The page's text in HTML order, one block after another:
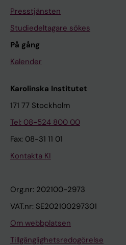
Presstjänsten
Studiedeltagare sökes
På gång
Kalender
Karolinska Institutet
171 77 Stockholm
Tel: 08-524 800 00
Fax: 08-31 11 01
Kontakta KI
Org.nr: 202100-2973
VAT.nr: SE202100297301
Om webbplatsen
Tillgänglighetsredogörelse